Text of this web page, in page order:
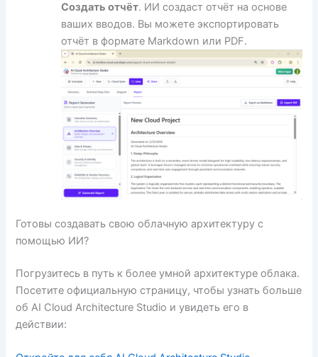
Создать отчёт. ИИ создаст отчёт на основе
ваших вводов. Вы можете экспортировать
отчёт в формате Markdown или PDF.
Готовы создавать свою облачную архитектуру с
помощью ИИ?
Погрузитесь в путь к более умной архитектуре облака.
Посетите официальную страницу, чтобы узнать больше
об AI Cloud Architecture Studio и увидеть его в
действии: